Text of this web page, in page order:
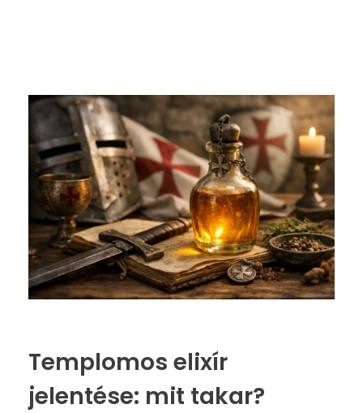
Templomos elixír
jelentése: mit takar?